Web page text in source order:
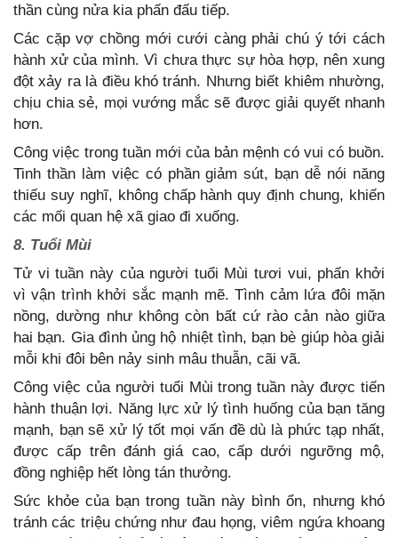
thần cùng nửa kia phấn đấu tiếp.
Các cặp vợ chồng mới cưới càng phải chú ý tới cách
hành xử của mình. Vì chưa thực sự hòa hợp, nên xung
đột xảy ra là điều khó tránh. Nhưng biết khiêm nhường,
chịu chia sẻ, mọi vướng mắc sẽ được giải quyết nhanh
hơn.
Công việc trong tuần mới của bản mệnh có vui có buồn.
Tinh thần làm việc có phần giảm sút, bạn dễ nói năng
thiếu suy nghĩ, không chấp hành quy định chung, khiến
các mối quan hệ xã giao đi xuống.
8. Tuổi Mùi
Tử vi tuần này của người tuổi Mùi tươi vui, phấn khởi
vì vận trình khởi sắc mạnh mẽ. Tình cảm lứa đôi mặn
nồng, dường như không còn bất cứ rào cản nào giữa
hai bạn. Gia đình ủng hộ nhiệt tình, bạn bè giúp hòa giải
mỗi khi đôi bên nảy sinh mâu thuẫn, cãi vã.
Công việc của người tuổi Mùi trong tuần này được tiến
hành thuận lợi. Năng lực xử lý tình huống của bạn tăng
mạnh, bạn sẽ xử lý tốt mọi vấn đề dù là phức tạp nhất,
được cấp trên đánh giá cao, cấp dưới ngưỡng mộ,
đồng nghiệp hết lòng tán thưởng.
Sức khỏe của bạn trong tuần này bình ổn, nhưng khó
tránh các triệu chứng như đau họng, viêm ngứa khoang